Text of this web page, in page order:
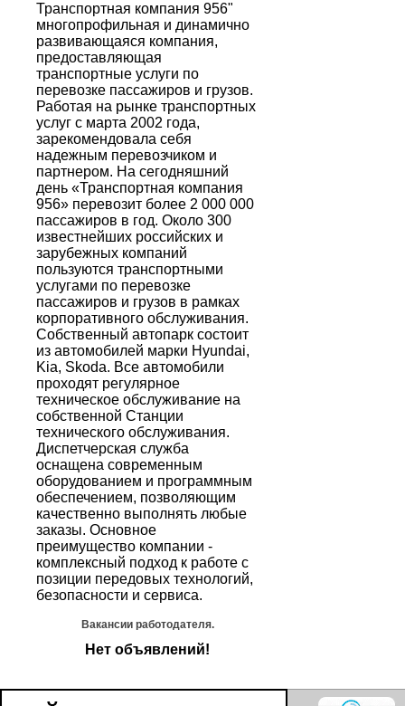
Транспортная компания 956"
многопрофильная и динамично
развивающаяся компания,
предоставляющая
транспортные услуги по
перевозке пассажиров и грузов.
Работая на рынке транспортных
услуг с марта 2002 года,
зарекомендовала себя
надежным перевозчиком и
партнером. На сегодняшний
день «Транспортная компания
956» перевозит более 2 000 000
пассажиров в год. Около 300
известнейших российских и
зарубежных компаний
пользуются транспортными
услугами по перевозке
пассажиров и грузов в рамках
корпоративного обслуживания.
Собственный автопарк состоит
из автомобилей марки Hyundai,
Kia, Skoda. Все автомобили
проходят регулярное
техническое обслуживание на
собственной Станции
технического обслуживания.
Диспетчерская служба
оснащена современным
оборудованием и программным
обеспечением, позволяющим
качественно выполнять любые
заказы. Основное
преимущество компании -
комплексный подход к работе с
позиции передовых технологий,
безопасности и сервиса.
Вакансии работодателя.
Нет объявлений!